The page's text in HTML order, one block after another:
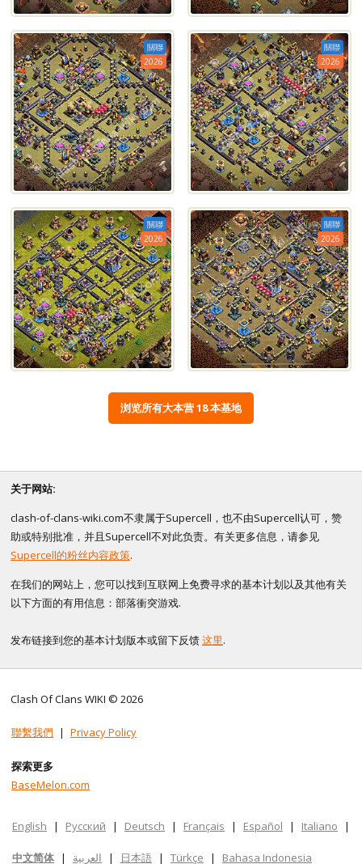
關聯
2026
關聯
2026
關聯
2026
關聯
2026
浏览所有大本营 18 本基地
关于网站:
clash-of-clans-wiki.com不隶属于Supercell，也不由Supercell认可，赞
助或特别批准，并且Supercell不对此负责。有关更多信息，请参见
Supercell的粉丝内容政策.
在我们的网站上，您可以找到互联网上免费寻求的基本计划以及其他有关
以下方面的有用信息：部落衝突游戏.
发布链接到您的基本计划版本或留下反馈这里.
Clash Of Clans WIKI © 2026
聯繫我們 | Privacy Policy
探索更多
BaseMelon.com
English | Русский | Deutsch | Français | Español | Italiano |
中文简体 | العربية | 日本語 | Türkçe | Bahasa Indonesia